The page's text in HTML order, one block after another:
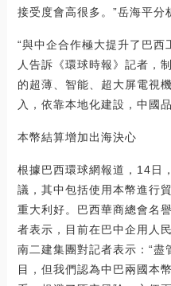
接受度會高很多。”岳海平分
“與中企合作極大提升了巴西
人告訴《環球時報》記者，
的超薄、智能、超大屏電視
入，依靠本地化建設，中國
本幣結算增加出海決心
根據巴西環球網報道，14日
議，其中包括使用本幣進行
重大利好。巴西華商總會名
者表示，目前在巴中企用人
南二建集團對記者表示：“
目，但我們認為中巴兩國本